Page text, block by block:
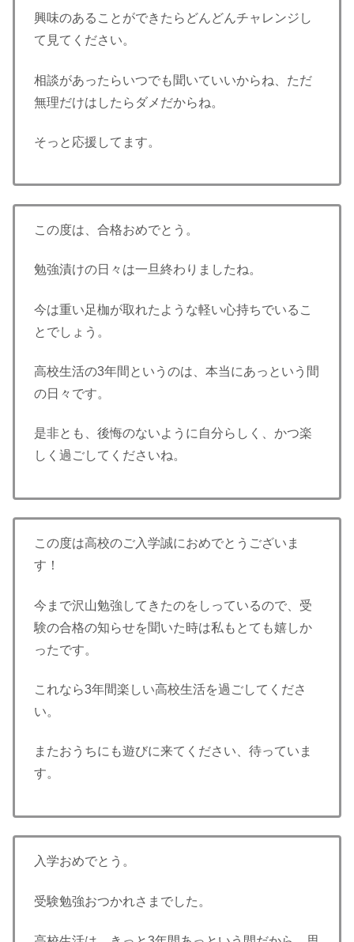
興味のあることができたらどんどんチャレンジし
て見てください。
相談があったらいつでも聞いていいからね、ただ
無理だけはしたらダメだからね。
そっと応援してます。
この度は、合格おめでとう。
勉強漬けの日々は一旦終わりましたね。
今は重い足枷が取れたような軽い心持ちでいるこ
とでしょう。
高校生活の3年間というのは、本当にあっという間
の日々です。
是非とも、後悔のないように自分らしく、かつ楽
しく過ごしてくださいね。
この度は高校のご入学誠におめでとうございま
す！
今まで沢山勉強してきたのをしっているので、受
験の合格の知らせを聞いた時は私もとても嬉しか
ったです。
これなら3年間楽しい高校生活を過ごしてくださ
い。
またおうちにも遊びに来てください、待っていま
す。
入学おめでとう。
受験勉強おつかれさまでした。